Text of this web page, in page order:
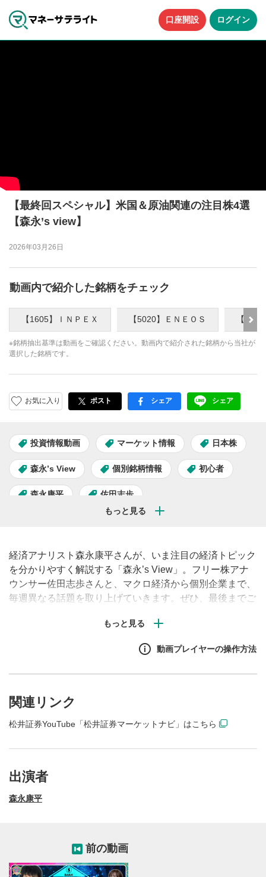
口座開設 ログイン
【最終回スペシャル】米国＆原油関連の注目株4選
【森永’s view】
2026年03月26日
動画内で紹介した銘柄をチェック
【1605】ＩＮＰＥＸ 【5020】ＥＮＥＯＳ 【
※銘柄抽出基準は動画をご確認ください。動画内で紹介された銘柄から当社が
選択した銘柄です。
お気に入り ポスト facebook
シェア LINE
シェア
投資情報動画 マーケット情報 日本株
森永’s View 個別銘柄情報 初心者
森永康平 佐田志歩
経済アナリスト森永康平さんが、いま注目の経済トピック
を分かりやすく解説する「森永’s View」。フリー株アナ
ウンサー佐田志歩さんと、マクロ経済から個別企業まで、
毎週異なる話題を取り上げていきます。ぜひ、最後までご
動画プレイヤーの操作方法
1
動画再生エリア
関連リンク
松井証券YouTube「松井証券マーケットナビ」はこちら
出演者
森永康平
前の動画